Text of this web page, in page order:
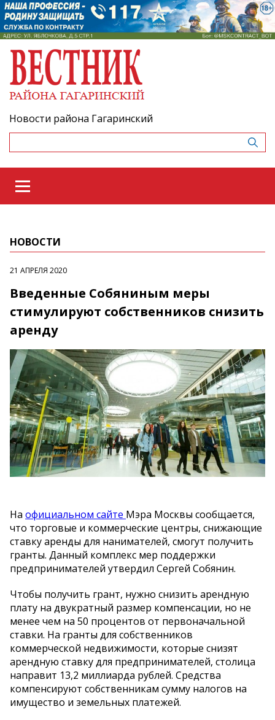
Новости района Гагаринский
НОВОСТИ
21 АПРЕЛЯ 2020
Введенные Собяниным меры
стимулируют собственников снизить
аренду
На официальном сайте Мэра Москвы сообщается,
что торговые и коммерческие центры, снижающие
ставку аренды для нанимателей, смогут получить
гранты. Данный комплекс мер поддержки
предпринимателей утвердил Сергей Собянин.
Чтобы получить грант, нужно снизить арендную
плату на двукратный размер компенсации, но не
менее чем на 50 процентов от первоначальной
ставки. На гранты для собственников
коммерческой недвижимости, которые снизят
арендную ставку для предпринимателей, столица
направит 13,2 миллиарда рублей. Средства
компенсируют собственникам сумму налогов на
имущество и земельных платежей.